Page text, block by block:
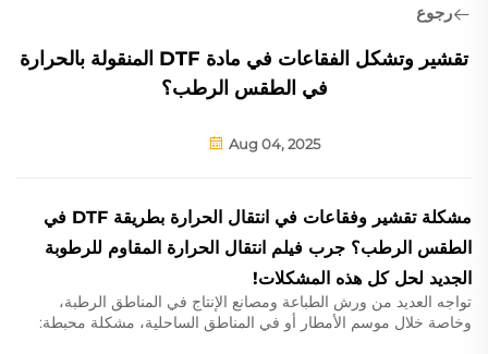
رجوع
تقشير وتشكل الفقاعات في مادة DTF المنقولة بالحرارة
في الطقس الرطب؟
Aug 04, 2025
مشكلة تقشير وفقاعات في انتقال الحرارة بطريقة DTF في
الطقس الرطب؟ جرب فيلم انتقال الحرارة المقاوم للرطوبة
الجديد لحل كل هذه المشكلات!
تواجه العديد من ورش الطباعة ومصانع الإنتاج في المناطق الرطبة،
وخاصة خلال موسم الأمطار أو في المناطق الساحلية، مشكلة محبطة: